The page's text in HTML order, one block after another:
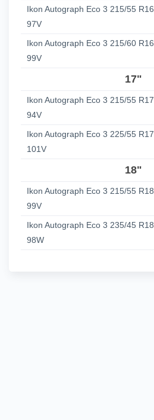
Ikon Autograph Eco 3 215/55 R16
97V
Ikon Autograph Eco 3 215/60 R16
99V
17"
Ikon Autograph Eco 3 215/55 R17
94V
Ikon Autograph Eco 3 225/55 R17
101V
18"
Ikon Autograph Eco 3 215/55 R18
99V
Ikon Autograph Eco 3 235/45 R18
98W